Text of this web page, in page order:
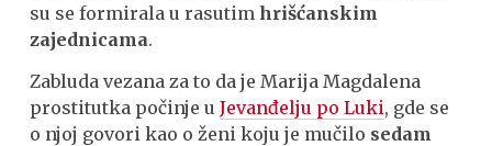
su se formirala u rasutimhrišćanskim
zajednicama.
Zabluda vezana za to da je Marija Magdalena
prostitutka počinje uJevanđelju po Luki, gde se
o njoj govori kao o ženi koju je mučilo sedam